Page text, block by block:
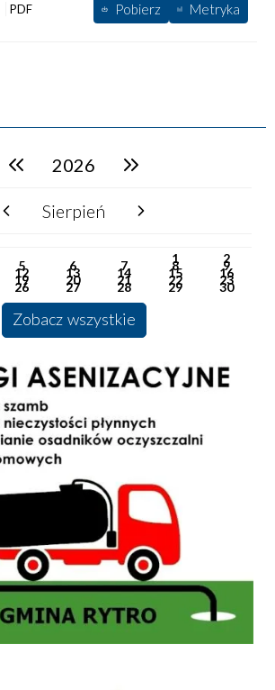
Pobierz Metryka
poprzedni rok2026 następny rok
poprzedni miesiącSierpień następny miesiąc
1 2
5 6 7 8 9
12 13 14 15 16
19 20 21 22 23
26 27 28 29 30
Zobacz wszystkie